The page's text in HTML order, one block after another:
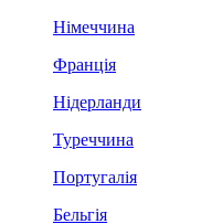
Німеччина
Франція
Нідерланди
Туреччина
Португалія
Бельгія